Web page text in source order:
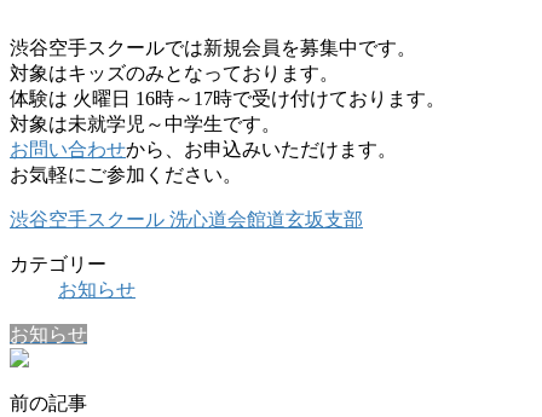
渋谷空手スクールでは新規会員を募集中です。
対象はキッズのみとなっております。
体験は 火曜日 16時～17時で受け付けております。
対象は未就学児～中学生です。
お問い合わせから、お申込みいただけます。
お気軽にご参加ください。
渋谷空手スクール 洗心道会館道玄坂支部
カテゴリー
お知らせ
お知らせ
前の記事